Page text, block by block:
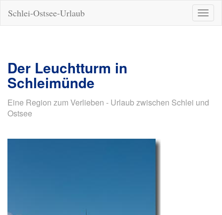
ein-/
Schlei-Ostsee-Urlaub
Der Leuchtturm in
Schleimünde
Eine Region zum Verlieben - Urlaub zwischen Schlei und
Ostsee